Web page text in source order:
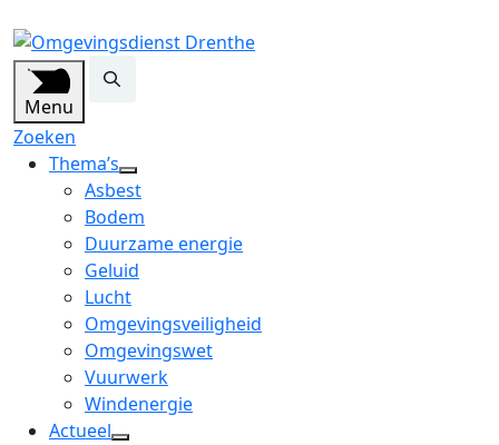
Menu
Zoeken
Thema’s
open
dropdown
menu
Asbest
Bodem
Duurzame energie
Geluid
Lucht
Omgevingsveiligheid
Omgevingswet
Vuurwerk
Windenergie
Actueel